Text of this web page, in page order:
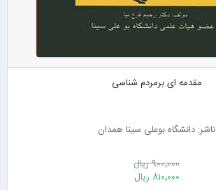
مقدمه ای برمردم شناسی
ناشر: دانشگاه بوعلی سینا همدان
900٬000 ریال
810٬000 ریال